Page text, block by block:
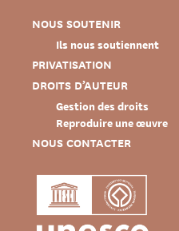
NOUS SOUTENIR
Ils nous soutiennent
PRIVATISATION
DROITS D’AUTEUR
Gestion des droits
Reproduire une œuvre
NOUS CONTACTER